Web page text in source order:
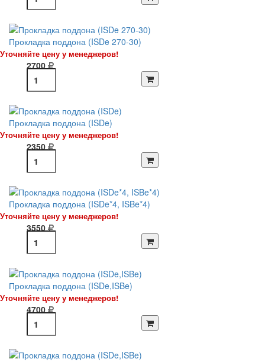
Прокладка поддона (ISDe 270-30)
Уточняйте цену у менеджеров!
2700
Прокладка поддона (ISDe)
Уточняйте цену у менеджеров!
2350
Прокладка поддона (ISDe*4, ISBe*4)
Уточняйте цену у менеджеров!
3550
Прокладка поддона (ISDe,ISBe)
Уточняйте цену у менеджеров!
4700